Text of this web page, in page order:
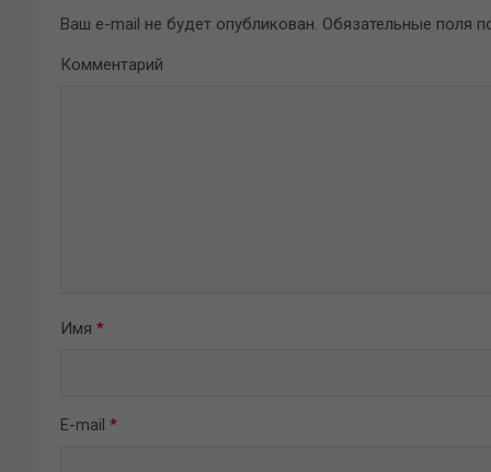
Ваш e-mail не будет опубликован. Обязательные поля
Комментарий
Имя *
E-mail *